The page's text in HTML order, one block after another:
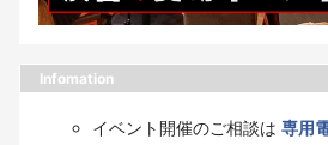
Infomation
イベント開催のご相談は 専用